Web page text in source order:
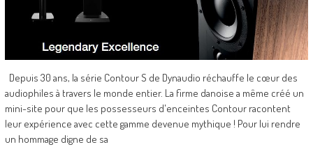
Depuis 30 ans, la série Contour S de Dynaudio réchauffe le cœur des
audiophiles à travers le monde entier. La firme danoise a même créé un
mini-site pour que les possesseurs d'enceintes Contour racontent
leur expérience avec cette gamme devenue mythique ! Pour lui rendre
un hommage digne de sa